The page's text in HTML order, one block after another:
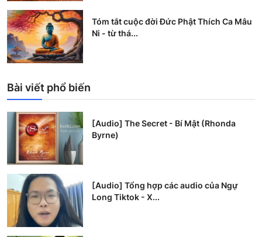
Tóm tắt cuộc đời Đức Phật Thích Ca Mâu
Ni - từ thá...
Bài viết phổ biến
[Audio] The Secret - Bí Mật (Rhonda
Byrne)
[Audio] Tổng hợp các audio của Ngự
Long Tiktok - X...